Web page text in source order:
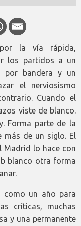
la vía rápida,
los partidos a un
por bandera y un
el nerviosismo
Cuando el
viste de blanco.
Forma parte de la
más de un siglo. El
Madrid lo hace con
blanco otra forma
como un año para
críticas, muchas
y una permanente